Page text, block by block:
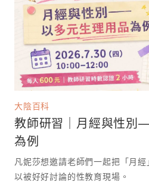
大陰百科
教師研習｜月經與性
為例
凡妮莎想邀請老師們一起把「月